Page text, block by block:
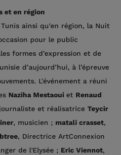
et en région
ainsi qu'en région, la Nuit
pour le public
formes d’expression et de
d’aujourd’hui, à l’épreuve
L'événement a réuni
Naziha Mestaoui et Renaud
et réalisatrice Teycir
, musicien ; matali crasset,
, Directrice ArtConnexion
de l'Elysée ; Eric Viennot,